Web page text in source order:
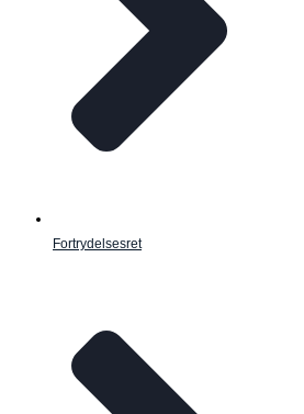
Fortrydelsesret